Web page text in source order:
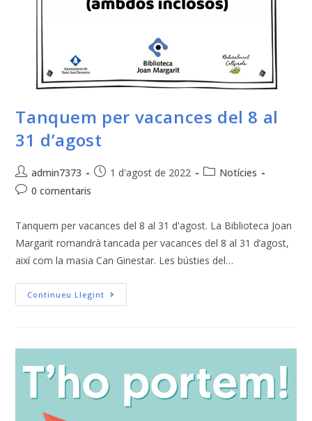
Tanquem per vacances del 8 al
31 d’agost
admin7373 1 d'agost de 2022
Notícies
0 comentaris
Tanquem per vacances del 8 al 31 d'agost. La Biblioteca Joan
Margarit romandrà tancada per vacances del 8 al 31 d’agost,
així com la masia Can Ginestar. Les bústies del…
Continueu Llegint